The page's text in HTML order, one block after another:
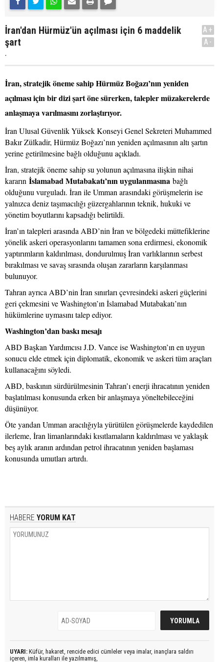
İran'dan Hürmüz'ün açılması için 6 maddelik
şart
.
A+
A-
İran, stratejik öneme sahip Hürmüz Boğazı’nın yeniden
açılması için bir dizi şart öne sürerken, talepler müzakerelerde
anlaşmaya varılmasını zorlaştırıyor.
İran Ulusal Güvenlik Yüksek Konseyi Genel Sekreteri Muhammed
Bakır Zülkadir, Hürmüz Boğazı’nın yeniden açılmasının altı şartın
yerine getirilmesine bağlı olduğunu açıkladı.
İran, stratejik öneme sahip su yolunun açılmasına ilişkin nihai
kararın İslamabad Mutabakatı’nın uygulanmasına bağlı
olduğunu vurguladı. İran ile Umman arasındaki görüşmelerin ise
yalnızca deniz taşımacılığı güzergahlarının teknik, hukuki ve
yönetim boyutlarını kapsadığı belirtildi.
İran’ın talepleri arasında ABD’nin İran ve bölgedeki müttefiklerine
yönelik askeri operasyonlarını tamamen sona erdirmesi, ekonomik
yaptırımların kaldırılması, dondurulmuş İran varlıklarının serbest
bırakılması ve savaş sırasında oluşan zararların karşılanması
bulunuyor.
Tahran ayrıca ABD’nin İran sınırları çevresindeki askeri güçlerini
geri çekmesini ve Washington’ın İslamabad Mutabakatı’nın
hükümlerine uymasını talep ediyor.
Washington’dan baskı mesajı
ABD Başkan Yardımcısı J.D. Vance ise Washington’ın en uygun
sonucu elde etmek için diplomatik, ekonomik ve askeri tüm araçları
kullanacağını söyledi.
ABD, baskının sürdürülmesinin Tahran’ı enerji ihracatının yeniden
başlatılması konusunda erken bir anlaşmaya yöneltebileceğini
düşünüyor.
Öte yandan Umman aracılığıyla yürütülen görüşmelerde kaydedilen
ilerleme, İran limanlarındaki kısıtlamaların kaldırılması ve yaklaşık
beş aylık aranın ardından petrol ihracatının yeniden başlaması
konusunda umutları artırdı.
HABERE YORUM KAT
UYARI: Küfür, hakaret, rencide edici cümleler veya imalar, inançlara saldırı
içeren, imla kuralları ile yazılmamış,